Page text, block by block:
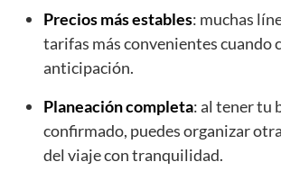
Precios más estables: muchas
tarifas más convenientes cuando
anticipación.
Planeación completa: al tener tu
confirmado, puedes organizar
del viaje con tranquilidad.